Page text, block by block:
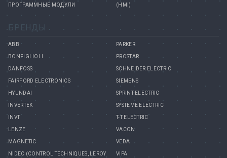
ПРОГРАММНЫЕ МОДУЛИ
(HMI)
БРЕНДЫ
ABB
BONFIGLIOLI
DANFOSS
FAIRFORD ELECTRONICS
HYUNDAI
INVERTEK
INVT
LENZE
MAGNETIC
NIDEC (CONTROL TECHNIQUES, LEROY
PARKER
PROSTAR
SCHNEIDER ELECTRIC
SIEMENS
SPRINT-ELECTRIC
SYSTEME ELECTRIC
T-T ELECTRIC
VACON
VEDA
VIPA